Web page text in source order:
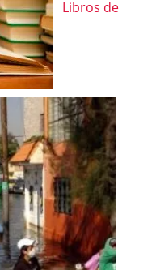
Libros de